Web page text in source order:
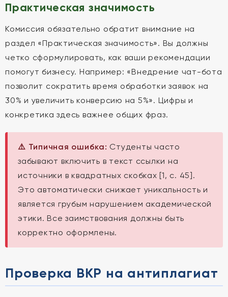
Практическая значимость
Комиссия обязательно обратит внимание на
раздел «Практическая значимость». Вы должны
четко сформулировать, как ваши рекомендации
помогут бизнесу. Например: «Внедрение чат-бота
позволит сократить время обработки заявок на
30% и увеличить конверсию на 5%». Цифры и
конкретика здесь важнее общих фраз.
⚠️ Типичная ошибка: Студенты часто
забывают включить в текст ссылки на
источники в квадратных скобках [1, с. 45].
Это автоматически снижает уникальность и
является грубым нарушением академической
этики. Все заимствования должны быть
корректно оформлены.
Проверка ВКР на антиплагиат